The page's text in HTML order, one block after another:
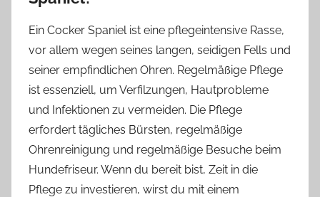
Ein Cocker Spaniel ist eine pflegeintensive Rasse,
vor allem wegen seines langen, seidigen Fells und
seiner empfindlichen Ohren. Regelmäßige Pflege
ist essenziell, um Verfilzungen, Hautprobleme
und Infektionen zu vermeiden. Die Pflege
erfordert tägliches Bürsten, regelmäßige
Ohrenreinigung und regelmäßige Besuche beim
Hundefriseur. Wenn du bereit bist, Zeit in die
Pflege zu investieren, wirst du mit einem